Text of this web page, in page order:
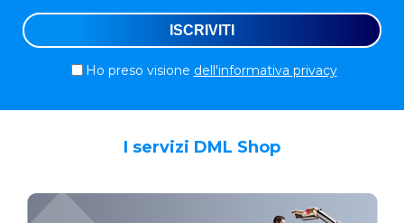
Ho preso visione dell'informativa privacy
I servizi DML Shop